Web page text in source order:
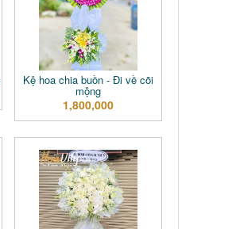
Kệ hoa chia buồn - Đi về cõi
mộng
1,800,000